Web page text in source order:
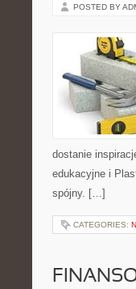
POSTED BY
dostanie
edukacyjne i
spójny. […]
CATEGORIES: